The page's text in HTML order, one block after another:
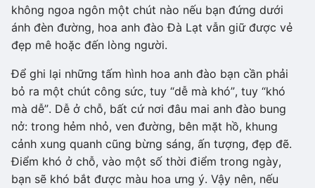
không ngoa ngôn một chút nào nếu bạn đứng dưới
ánh đèn đường, hoa anh đào Đà Lạt vẫn giữ được vẻ
đẹp mê hoặc đến lòng người.
Để ghi lại những tấm hình hoa anh đào bạn cần phải
bỏ ra một chút công sức, tuy “dễ mà khó”, tuy “khó
mà dễ”. Dễ ở chỗ, bất cứ nơi đâu mai anh đào bung
nở: trong hẻm nhỏ, ven đường, bên mặt hồ, khung
cảnh xung quanh cũng bừng sáng, ấn tượng, đẹp đẽ.
Điểm khó ở chỗ, vào một số thời điểm trong ngày,
bạn sẽ khó bắt được màu hoa ưng ý. Vậy nên, nếu